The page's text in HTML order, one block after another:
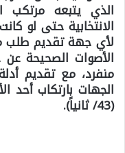
الذي يتبعه مرتكب
الانتخابية حتى لو
لأي جهة تقديم طلب
الأصوات الصحيحة
منفرد، مع تقديم
الجهات بارتكاب أحد
(43/ ثانياً).